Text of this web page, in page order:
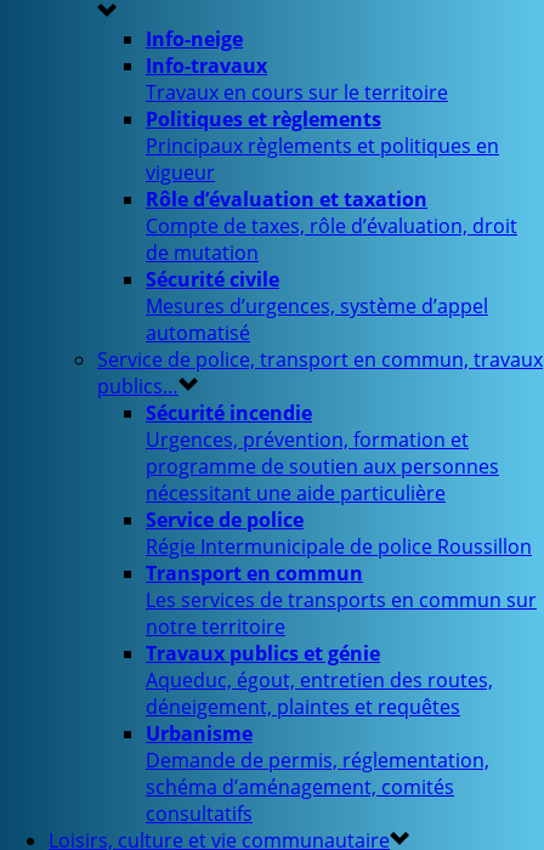
Info-neige
Info-travaux
Travaux en cours sur le territoire
Politiques et règlements
Principaux règlements et politiques en
vigueur
Rôle d’évaluation et taxation
Compte de taxes, rôle d’évaluation, droit
de mutation
Sécurité civile
Mesures d’urgences, système d’appel
automatisé
Service de police, transport en commun, travaux
publics…
Sécurité incendie
Urgences, prévention, formation et
programme de soutien aux personnes
nécessitant une aide particulière
Service de police
Régie Intermunicipale de police Roussillon
Transport en commun
Les services de transports en commun sur
notre territoire
Travaux publics et génie
Aqueduc, égout, entretien des routes,
déneigement, plaintes et requêtes
Urbanisme
Demande de permis, réglementation,
schéma d’aménagement, comités
consultatifs
Loisirs, culture et vie communautaire